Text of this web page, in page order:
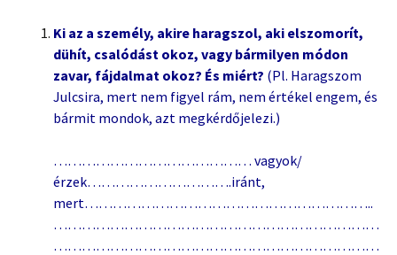
Ki az a személy, akire haragszol, aki elszomorít,
dühít, csalódást okoz, vagy bármilyen módon
zavar, fájdalmat okoz? És miért? (Pl. Haragszom
Julcsira, mert nem figyel rám, nem értékel engem, és
bármit mondok, azt megkérdőjelezi.)
…………………………………… vagyok/
érzek………………………….iránt,
mert……………………………………………………..
……………………………………………………………
……………………………………………………………